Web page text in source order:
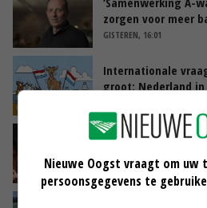
zorgen voor meer
GISTEREN, 16:01
Internationale
groot: Nederland in
Vlaamse
GISTEREN, 15:20
Nieuwe Oogst vraagt om uw
persoonsgegevens te